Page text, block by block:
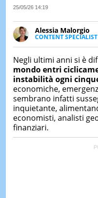
25/05/26 14:19
Alessia Malorgio
CONTENT SPECIALIST
Ha conseguito un
occupa della
dello sviluppo di
canali digitali.
Negli ultimi anni si è
mondo entri
instabilità ogni
economiche,
sembrano infatti
inquietante,
economisti, analisti
finanziari.